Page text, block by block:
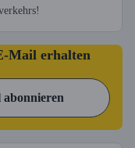
Mail erhalten
abonnieren